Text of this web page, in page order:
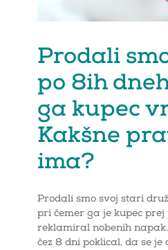
Prodali
po 8ih
ga kupec
Kakšne
ima?
Prodali smo svoj stari
pri čemer ga je kupec
reklamiral nobenih
čez 8 dni poklical, da se